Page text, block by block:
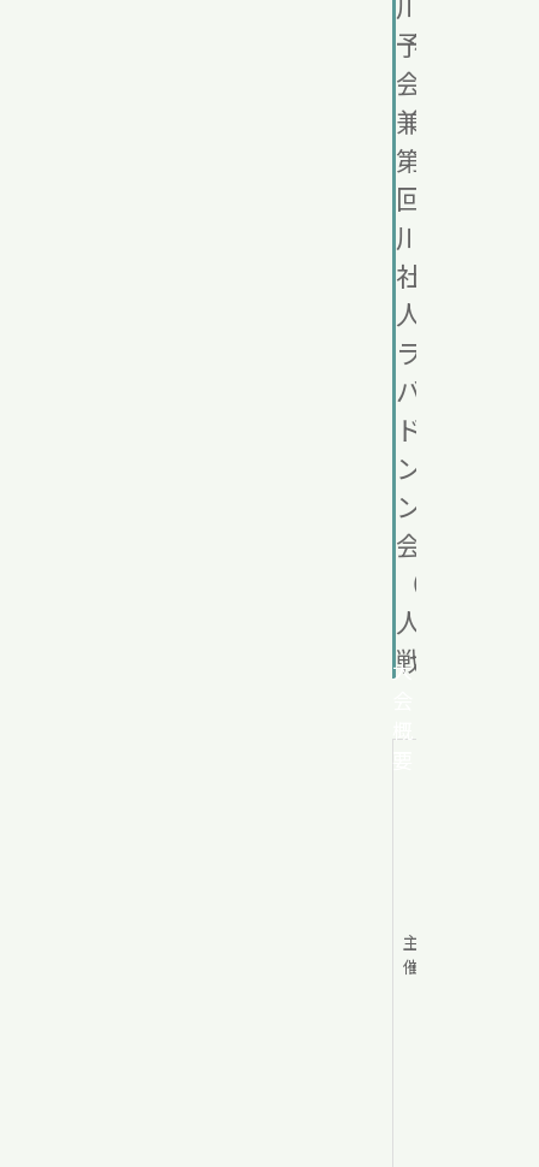
予選
会
兼
第１
回香
川県
社会
人ク
ラブ
バ
ドミ
ント
ン大
会
（個
人
戦）
大
主
催